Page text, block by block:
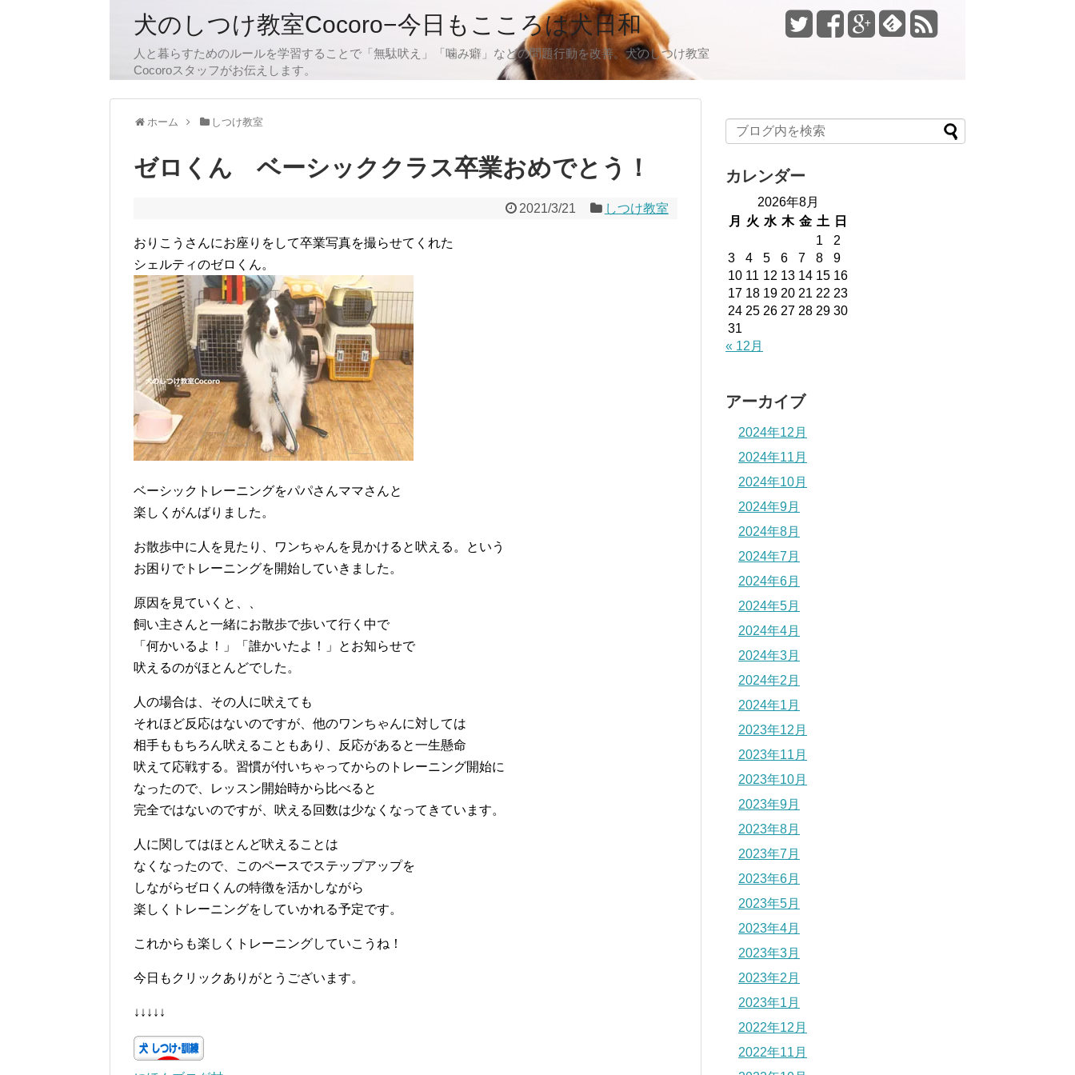
犬のしつけ教室Cocoro−今日もこころは犬日和
人と暮らすためのルールを学習することで「無駄吠え」「噛み癖」などの問題行動を改善。犬のしつけ教室
Cocoroスタッフがお伝えします。
ホーム しつけ教室
ゼロくん ベーシッククラス卒業おめでとう！
2021/3/21 しつけ教室
おりこうさんにお座りをして卒業写真を撮らせてくれた
シェルティのゼロくん。
ベーシックトレーニングをパパさんママさんと
楽しくがんばりました。
お散歩中に人を見たり、ワンちゃんを見かけると吠える。という
お困りでトレーニングを開始していきました。
原因を見ていくと、、
飼い主さんと一緒にお散歩で歩いて行く中で
「何かいるよ！」「誰かいたよ！」とお知らせで
吠えるのがほとんどでした。
人の場合は、その人に吠えても
それほど反応はないのですが、他のワンちゃんに対しては
相手ももちろん吠えることもあり、反応があると一生懸命
吠えて応戦する。習慣が付いちゃってからのトレーニング開始に
なったので、レッスン開始時から比べると
完全ではないのですが、吠える回数は少なくなってきています。
人に関してはほとんど吠えることは
なくなったので、このペースでステップアップを
しながらゼロくんの特徴を活かしながら
楽しくトレーニングをしていかれる予定です。
これからも楽しくトレーニングしていこうね！
今日もクリックありがとうございます。
↓↓↓↓↓
カレンダー
2026年8月
月
火 水 木 金 土
日
1
2
3
4 5 6 7 8
9
10 11 12 13 14 15 16
17 18 19 20 21 22 23
24 25 26 27 28 29 30
31
« 12月
アーカイブ
2024年12月
2024年11月
2024年10月
2024年9月
2024年8月
2024年7月
2024年6月
2024年5月
2024年4月
2024年3月
2024年2月
2024年1月
2023年12月
2023年11月
2023年10月
2023年9月
2023年8月
2023年7月
2023年6月
2023年5月
2023年4月
2023年3月
2023年2月
2023年1月
2022年12月
2022年11月